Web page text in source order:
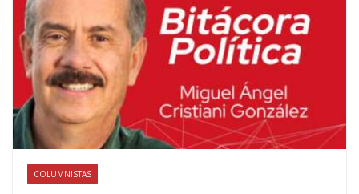
COLUMNISTAS